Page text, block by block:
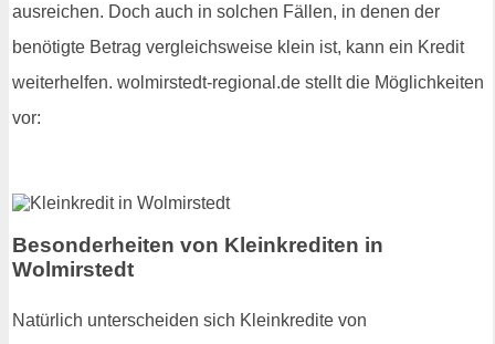
ausreichen. Doch auch in solchen Fällen, in denen der
benötigte Betrag vergleichsweise klein ist, kann ein Kredit
weiterhelfen. wolmirstedt-regional.de stellt die Möglichkeiten
vor:
Besonderheiten von Kleinkrediten in
Wolmirstedt
Natürlich unterscheiden sich Kleinkredite von